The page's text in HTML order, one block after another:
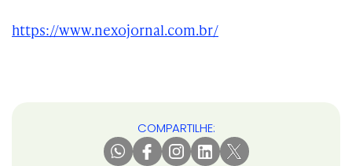
https://www.nexojornal.com.br/
COMPARTILHE: